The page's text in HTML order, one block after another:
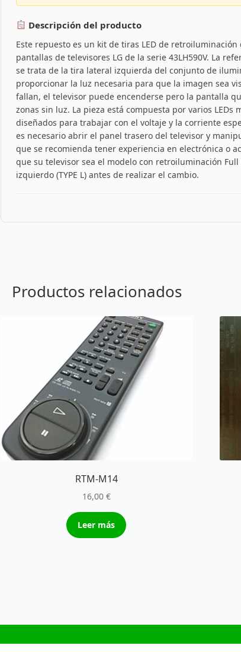
Descripción del producto
Este repuesto es un kit de tiras LED de
pantallas de televisores LG de la serie 43LH590V. La
se trata de la tira lateral izquierda del conjunto de
proporcionar la luz necesaria para que la imagen sea
fallan, el televisor puede encenderse pero la pantalla
zonas sin luz. La pieza está compuesta por varios
diseñados para trabajar con el voltaje y la corriente
es necesario abrir el panel trasero del televisor y
que se recomienda tener experiencia en electrónica o
que su televisor sea el modelo con retroiluminación
izquierdo (TYPE L) antes de realizar el cambio.
Productos relacionados
RTM-M14
16,00 €
Leer más